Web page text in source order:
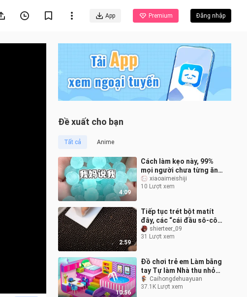
App Premium Đăng nhập
Đề xuất cho bạn
Tất cả Anime
4:09
Cách làm kẹo này, 99%
mọi người chưa từng ăn…
xiaoaimeishiji
10 Lượt xem
2:59
Tiếp tục trét bột matít
đây, các “cái đầu sô-cô-
la” mau mở ra xem nào,
đây là phiên bản đầy đủ
shierteer_09
31 Lượt xem
10:56
Đồ chơi trẻ em Làm bằng
tay Tự làm Nhà thu nhỏ
Xây dựng Hồ bơi tròn
Phòng ngủ Nhà bếp
Caihongdehuayuan
37.1K Lượt xem